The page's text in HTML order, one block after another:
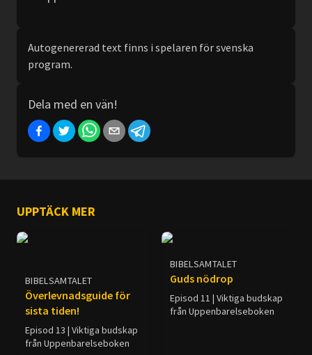
Autogenererad text finns i spelaren för svenska
program.
Dela med en vän!
UPPTÄCK MER
BIBELSAMTALET
Överlevnadsguide för
sista tiden!
Episod 13 | Viktiga budskap
från Uppenbarelseboken
BIBELSAMTALET
Guds nödrop
Episod 11 | Viktiga budskap
från Uppenbarelseboken